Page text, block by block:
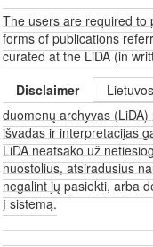
The users are required to
forms of publications
curated at the LiDA (in
Disclaimer
duomenų archyvas
išvadas ir interpretacijas
LiDA neatsako už
nuostolius, atsiradusius
negalint jų pasiekti, arba
į sistemą.